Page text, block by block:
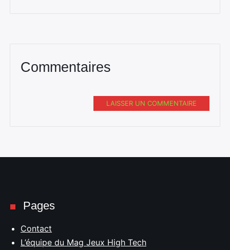
Commentaires
LAISSER UN COMMENTAIRE
Pages
Contact
L’équipe du Mag Jeux High Tech